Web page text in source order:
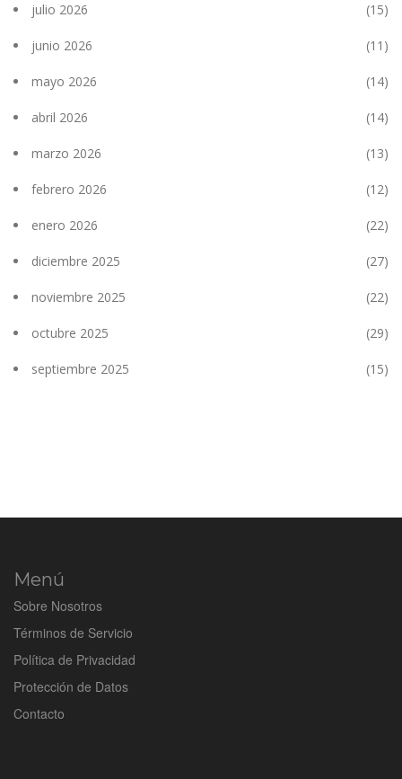
julio 2026 (15)
junio 2026 (11)
mayo 2026 (14)
abril 2026 (14)
marzo 2026 (13)
febrero 2026 (12)
enero 2026 (22)
diciembre 2025 (27)
noviembre 2025 (22)
octubre 2025 (29)
septiembre 2025 (15)
Menú
Sobre Nosotros
Términos de Servicio
Política de Privacidad
Protección de Datos
Contacto